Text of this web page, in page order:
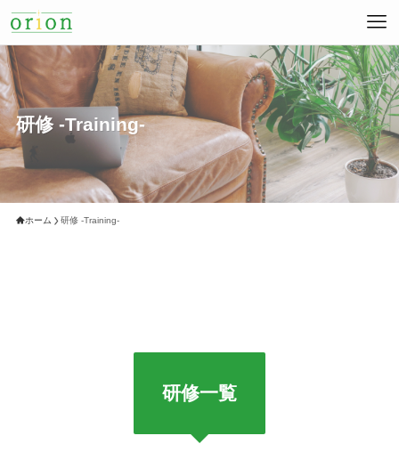
研修 -Training-
ホーム 研修 -Training-
研修一覧